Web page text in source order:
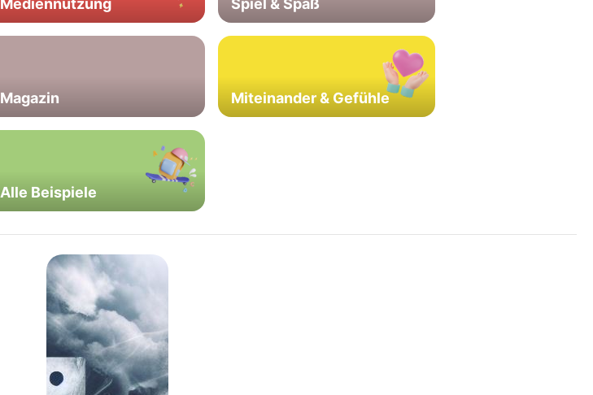
Mediennutzung Spiel & Spaß
Magazin Miteinander & Gefühle
Alle Beispiele